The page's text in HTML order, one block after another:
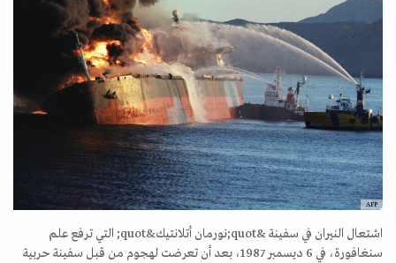
AFP
اشتعال النيران في سفينة &quot;نورمان أتلانتيك&quot; التي ترفع علم
سنغافورة، في 6 ديسمبر 1987، بعد أن تعرضت لهجوم من قبل سفينة حربية